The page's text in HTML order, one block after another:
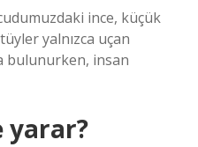
ince, küçük
yalnızca uçan
bulunurken, insan
yarar?